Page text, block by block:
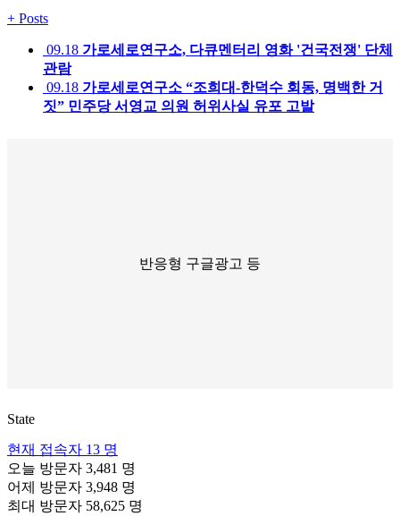
+ Posts
09.18 가로세로연구소, 다큐멘터리 영화 '건국전쟁' 단체
관람
09.18 가로세로연구소 “조희대-한덕수 회동, 명백한 거
짓” 민주당 서영교 의원 허위사실 유포 고발
반응형 구글광고 등
State
현재 접속자 13 명
오늘 방문자 3,481 명
어제 방문자 3,948 명
최대 방문자 58,625 명